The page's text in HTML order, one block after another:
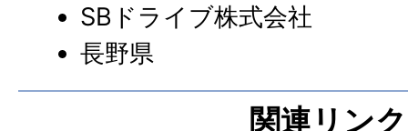
SBドライブ株式会社
長野県
関連リンク